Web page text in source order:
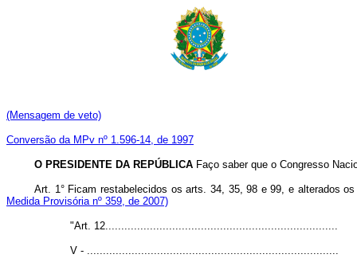
(Mensagem de veto)
Conversão da MPv nº 1.596-14, de 1997
O PRESIDENTE DA REPÚBLICA Faço saber que o Congresso
Art. 1° Ficam restabelecidos os arts. 34, 35, 98 e 99, e
Medida Provisória nº 359, de 2007)
"Art. 12.........................................................................
V - ...............................................................................